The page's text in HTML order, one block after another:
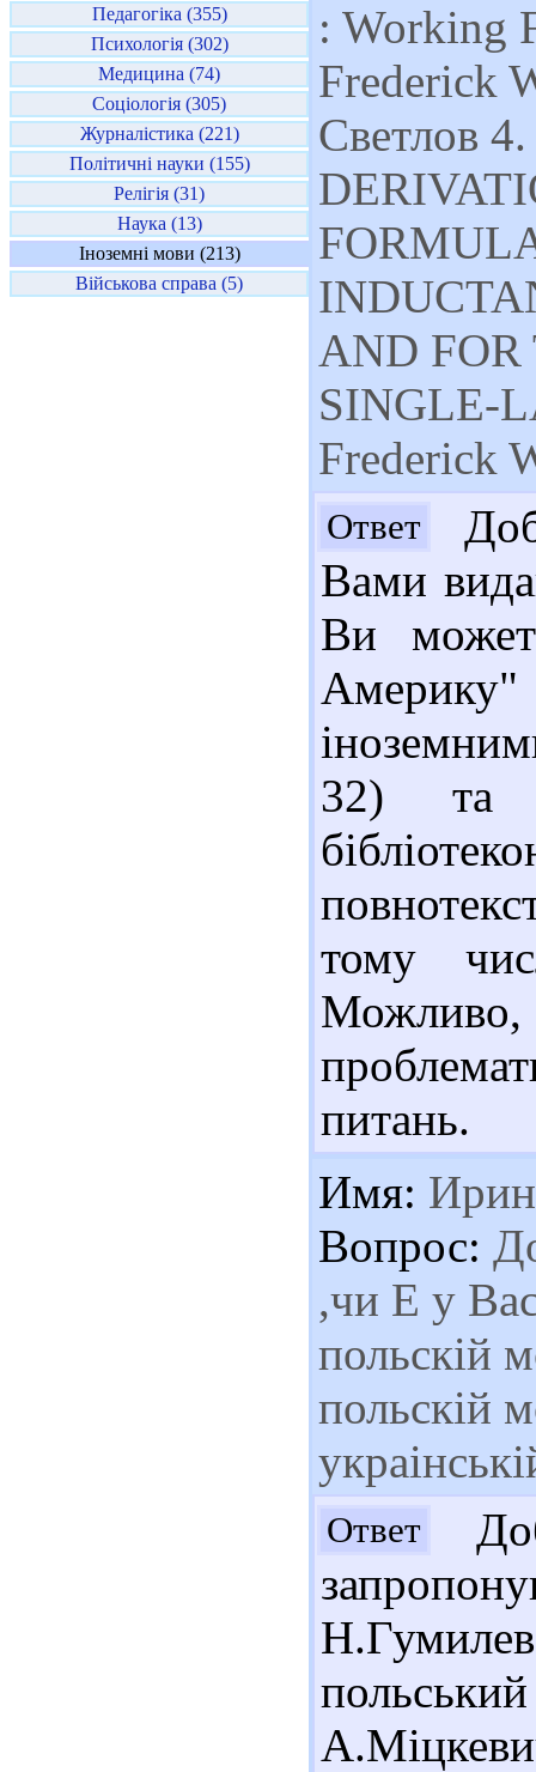
Педагогіка (355)
Психологія (302)
Медицина (74)
Соціологія (305)
Журналістика (221)
Політичні науки (155)
Релігія (31)
Наука (13)
Іноземні мови (213)
Військова справа (5)
: Working
Frederick
Светлов
AND FOR
SINGLE-
Frederick
Ответ
Вами
Ви
32) та
тому
питань.
Имя:
Вопрос:
,чи Е у
польскiй
польскiй
Ответ